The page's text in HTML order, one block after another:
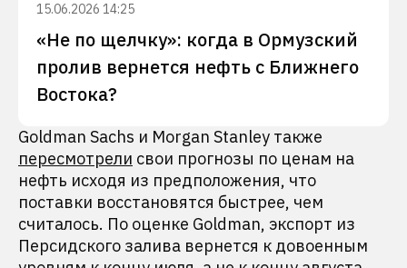
15.06.2026 14:25
«Не по щелчку»: когда в Ормузский
пролив вернется нефть с Ближнего
Востока?
Goldman Sachs и Morgan Stanley также
пересмотрели свои прогнозы по ценам на
нефть исходя из предположения, что
поставки восстановятся быстрее, чем
считалось. По оценке Goldman, экспорт из
Персидского залива вернется к довоенным